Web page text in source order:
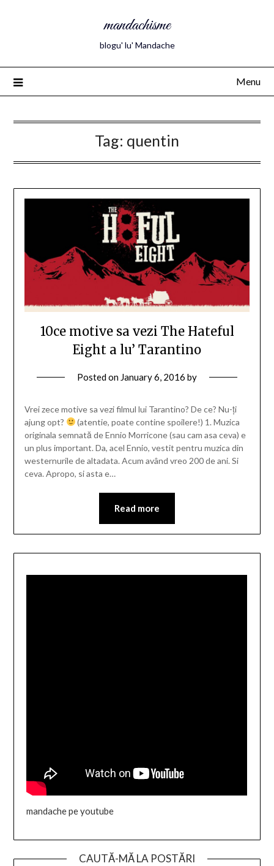
mandachisme
blogu' lu' Mandache
Menu
Tag: quentin
10ce motive sa vezi The Hateful
Eight a lu’ Tarantino
Posted on January 6, 2016 by
Vrei zece motive sa vezi filmul lui Tarantino? De ce? Nu-ți
ajung opt?
(atentie, poate contine spoilere!) 1. Muzica
originala semnată de Ennio Morricone (sau cam asa ceva) e
un plus important. Da, acel Ennio, vestit pentru muzica din
westernurile de altadata. Acum având vreo 200 de ani. Si
ceva. Apropo, si asta e…
Read more
mandache pe youtube
CAUTĂ-MĂ LA POSTĂRI